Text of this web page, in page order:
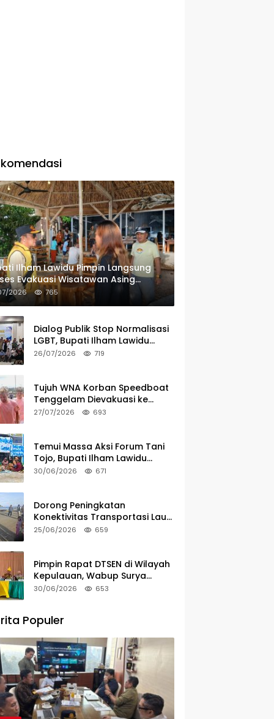
Ilham Lawidu Pimpin Langsung
Evakuasi Wisatawan Asing
Speedboat Tenggelam
2026 765
Dialog Publik Stop Normalisasi
LGBT, Bupati Ilham Lawidu
Tegaskan Komitmen Bentuk
26/07/2026 719
Tujuh WNA Korban Speedboat
Tenggelam Dievakuasi ke
Ampana
27/07/2026 693
Temui Massa Aksi Forum Tani
Tojo, Bupati Ilham Lawidu
Tegaskan Komitmen Kawal
30/06/2026 671
Dorong Peningkatan
Konektivitas Transportasi Laut,
Bupati Ilham Lawidu Tinjau
25/06/2026 659
Pimpin Rapat DTSEN di Wilayah
Kepulauan, Wabup Surya
Tekankan Tugas dan
30/06/2026 653
Populer